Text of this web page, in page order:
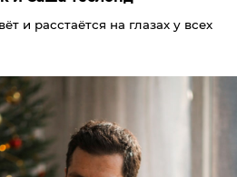
и расстаётся на глазах у всех